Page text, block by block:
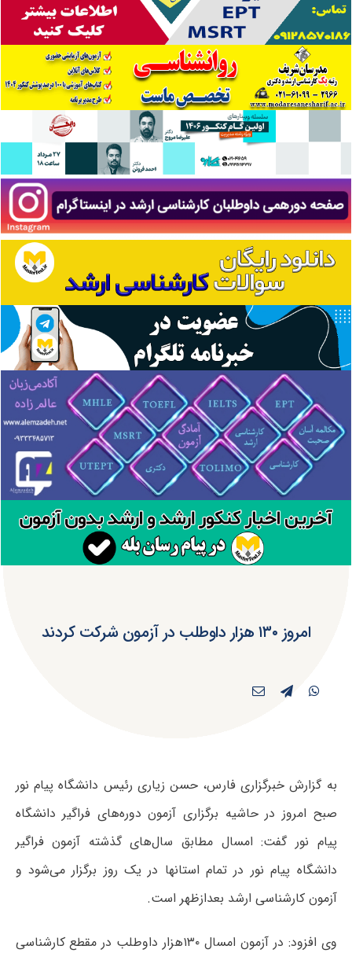
امروز ۱۳۰ هزار داوطلب در آزمون شرکت کردند
به گزارش خبرگزاری فارس، حسن زیاری رئیس دانشگاه پیام نور
صبح امروز در حاشیه برگزاری آزمون دوره‌های فراگیر دانشگاه
پیام نور گفت: امسال مطابق سال‌های گذشته آزمون فراگیر
دانشگاه پیام نور در تمام استانها در یک روز برگزار می‌شود و
آزمون کارشناسی ارشد بعدازظهر است.
وی افزود:‌ در آزمون امسال ۱۳۰هزار داوطلب در مقطع کارشناسی